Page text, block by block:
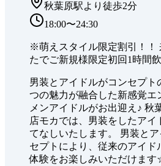
秋葉原駅より徒歩2分
18:00〜24:30
※萌えスタイル限定割引！！
たでご新規様限定初回1時間
男装とアイドルがコンセプト
つの魅力が融合した新感覚エ
メンアイドルがお出迎え♪ 秋
店モカでは、男装をしたアイ
てなしいたします。 男装と
セプトにより、従来のアイド
体験をお楽しみいただけます